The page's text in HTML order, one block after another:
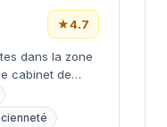
★4.7
dans la zone
cabinet de
de la
avec les